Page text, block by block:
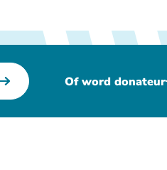
Of word donateur